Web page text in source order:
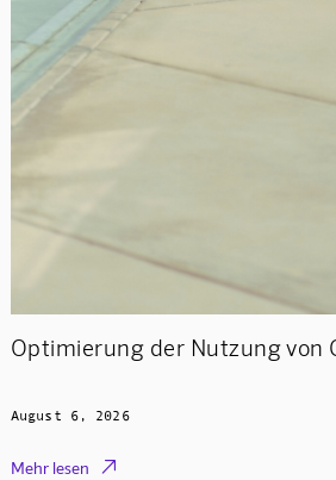
Optimierung der Nutzung von
August 6, 2026
Mehr lesen 